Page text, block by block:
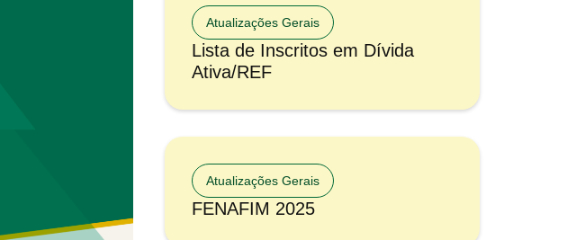
Atualizações Gerais
Lista de Inscritos em Dívida
Ativa/REF
Atualizações Gerais
FENAFIM 2025